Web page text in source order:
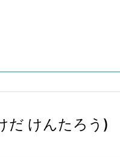
だ けんたろう)